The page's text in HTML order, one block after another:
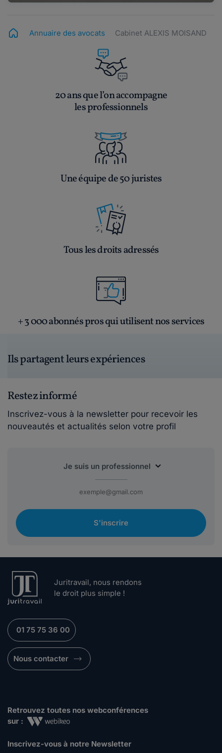
Annuaire des avocats Cabinet ALEXIS MOISAND
20 ans que l’on accompagne
les professionnels
Une équipe de 50 juristes
Tous les droits adressés
+ 3 000 abonnés pros qui utilisent nos services
Ils partagent leurs expériences
Restez informé
Inscrivez-vous à la newsletter pour recevoir les
nouveautés et actualités selon votre profil
S'inscrire
Juritravail, nous rendons
le droit plus simple !
01 75 75 36 00
Nous contacter
Retrouvez toutes nos webconférences
sur :
Inscrivez-vous à notre Newsletter